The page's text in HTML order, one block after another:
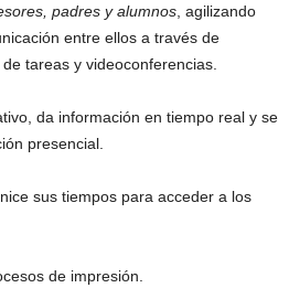
padres y alumnos , agilizando
entre ellos a través de
tareas y videoconferencias.
da información en tiempo real y se
presencial.
sus tiempos para acceder a los
de impresión.